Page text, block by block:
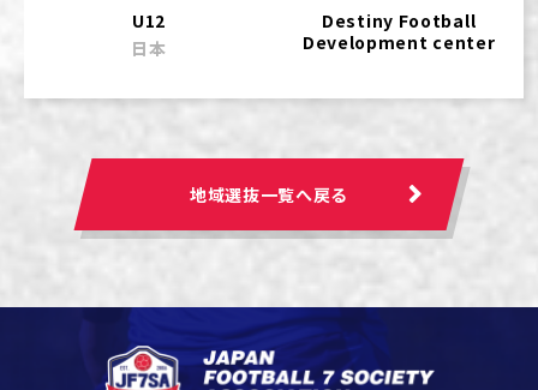
U12
日本
Destiny Football
Development center
地域選抜一覧へ戻る